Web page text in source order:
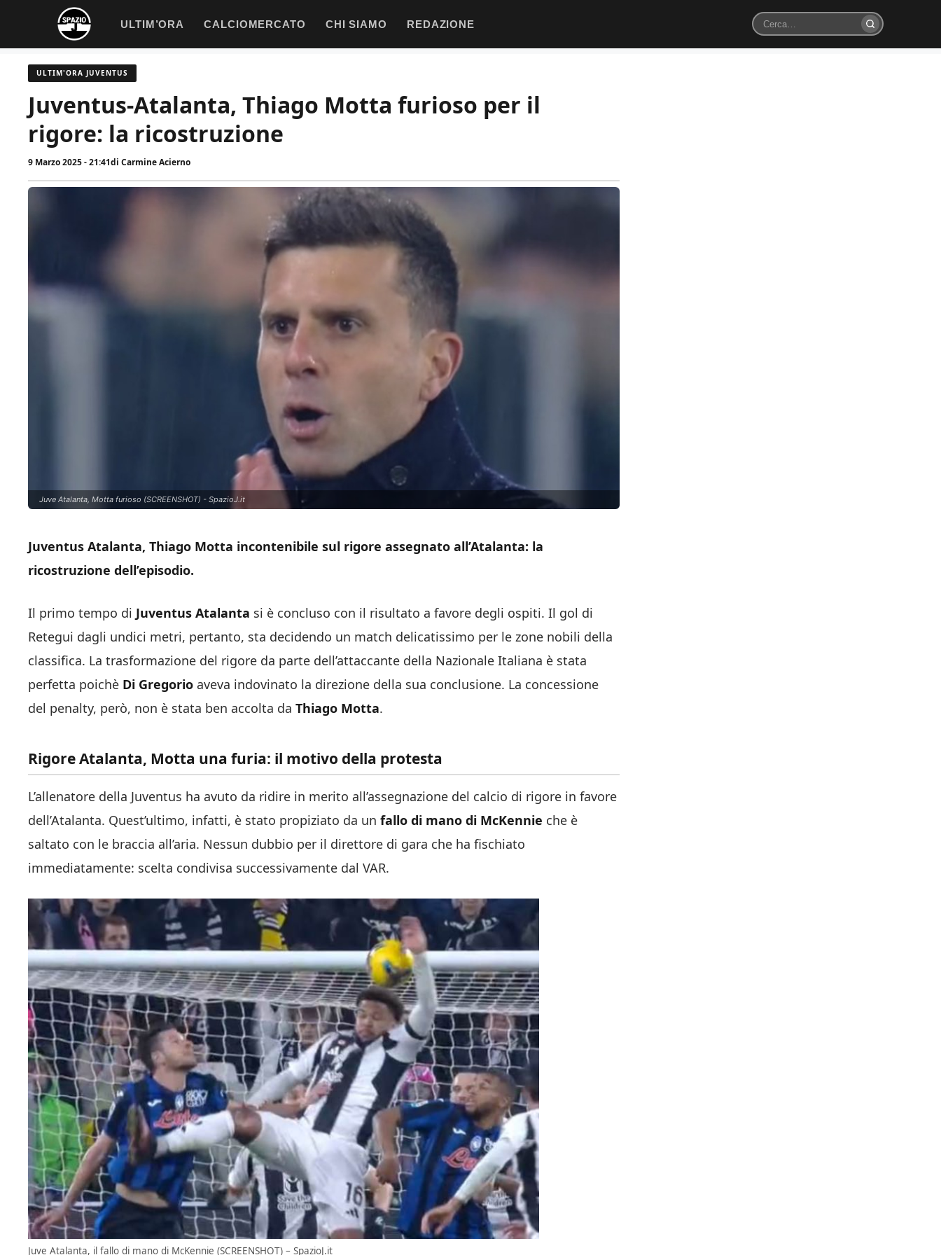
contenuto
ULTIM’ORA CALCIOMERCATO CHI SIAMO REDAZIONE
Cerca
ULTIM'ORA JUVENTUS
Juventus-Atalanta, Thiago Motta furioso per il
rigore: la ricostruzione
9 Marzo 2025 - 21:41di Carmine Acierno
Juve Atalanta, Motta furioso (SCREENSHOT) - SpazioJ.it
Juventus Atalanta, Thiago Motta incontenibile sul rigore assegnato all’Atalanta: la
ricostruzione dell’episodio.
Il primo tempo di Juventus Atalanta si è concluso con il risultato a favore degli ospiti. Il gol di
Retegui dagli undici metri, pertanto, sta decidendo un match delicatissimo per le zone nobili della
classifica. La trasformazione del rigore da parte dell’attaccante della Nazionale Italiana è stata
perfetta poichè Di Gregorio aveva indovinato la direzione della sua conclusione. La concessione
del penalty, però, non è stata ben accolta da Thiago Motta.
Rigore Atalanta, Motta una furia: il motivo della protesta
L’allenatore della Juventus ha avuto da ridire in merito all’assegnazione del calcio di rigore in favore
dell’Atalanta. Quest’ultimo, infatti, è stato propiziato da un fallo di mano di McKennie che è
saltato con le braccia all’aria. Nessun dubbio per il direttore di gara che ha fischiato
immediatamente: scelta condivisa successivamente dal VAR.
Juve Atalanta, il fallo di mano di McKennie (SCREENSHOT) – SpazioJ.it